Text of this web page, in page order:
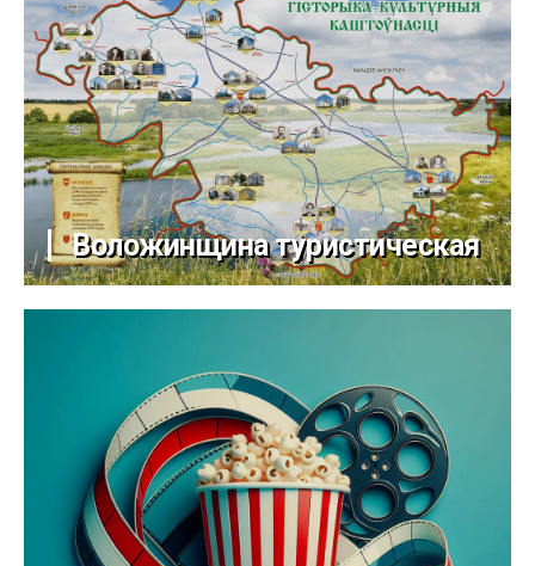
Воложинщина туристическая